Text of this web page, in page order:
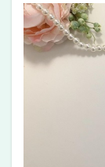
スキンケ
ア
2
KADASON